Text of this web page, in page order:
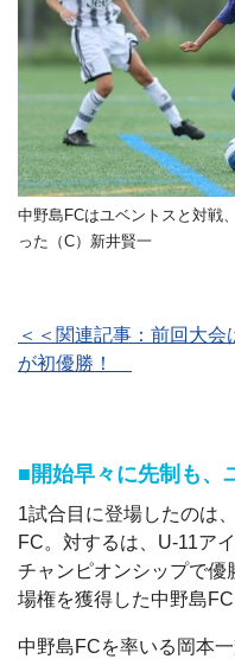
中野島FCはユベントスと対戦
った（C）新井賢一
＜＜関連記事：前回大
が初優勝！
■開始早々に先制も
1試合目に登場したのは
FC。対するは、U-11ア
チャンピオンシップで優
場権を獲得した中野島
中野島FCを率いる岡本